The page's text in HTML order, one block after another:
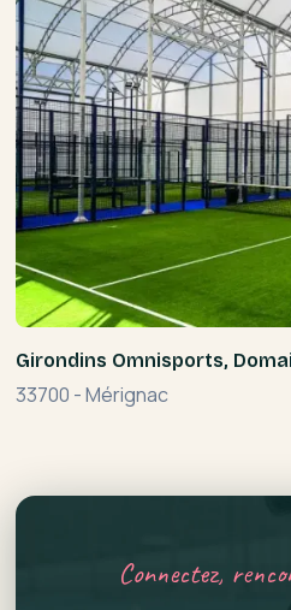
Girondins Omnisports,
33700 -Mérignac
Connectez,